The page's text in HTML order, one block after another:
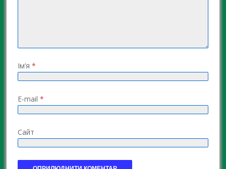
Ім’я *
E-mail *
Сайт